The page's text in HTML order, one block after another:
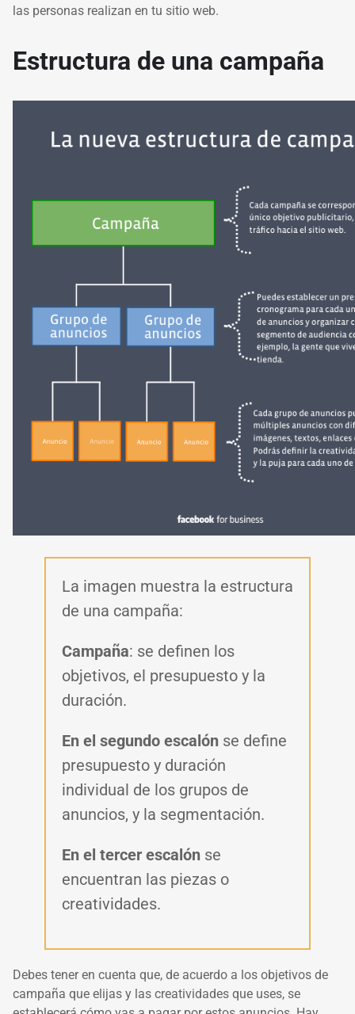
las personas realizan en tu sitio web.
Estructura de una campaña
La imagen muestra la estructura
de una campaña:
Campaña: se definen los
objetivos, el presupuesto y la
duración.
En el segundo escalón se define
presupuesto y duración
individual de los grupos de
anuncios, y la segmentación.
En el tercer escalón se
encuentran las piezas o
creatividades.
Debes tener en cuenta que, de acuerdo a los objetivos de
campaña que elijas y las creatividades que uses, se